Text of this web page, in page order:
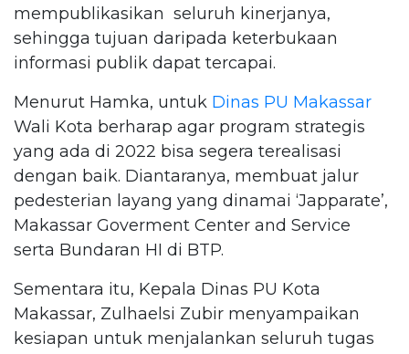
mempublikasikan seluruh kinerjanya,
sehingga tujuan daripada keterbukaan
informasi publik dapat tercapai.
Menurut Hamka, untuk Dinas PU Makassar
Wali Kota berharap agar program strategis
yang ada di 2022 bisa segera terealisasi
dengan baik. Diantaranya, membuat jalur
pedesterian layang yang dinamai ‘Japparate’,
Makassar Goverment Center and Service
serta Bundaran HI di BTP.
Sementara itu, Kepala Dinas PU Kota
Makassar, Zulhaelsi Zubir menyampaikan
kesiapan untuk menjalankan seluruh tugas